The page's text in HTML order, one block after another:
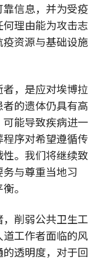
信息，并为受疫
理由能为攻击志
资源与基础设施
，是应对埃博拉
的遗体仍具有高
能导致疾病进一
序对希望遵循传
。我们将继续致
与尊重当地习
。
削弱公共卫生工
工作者面临的风
透明度，对于回